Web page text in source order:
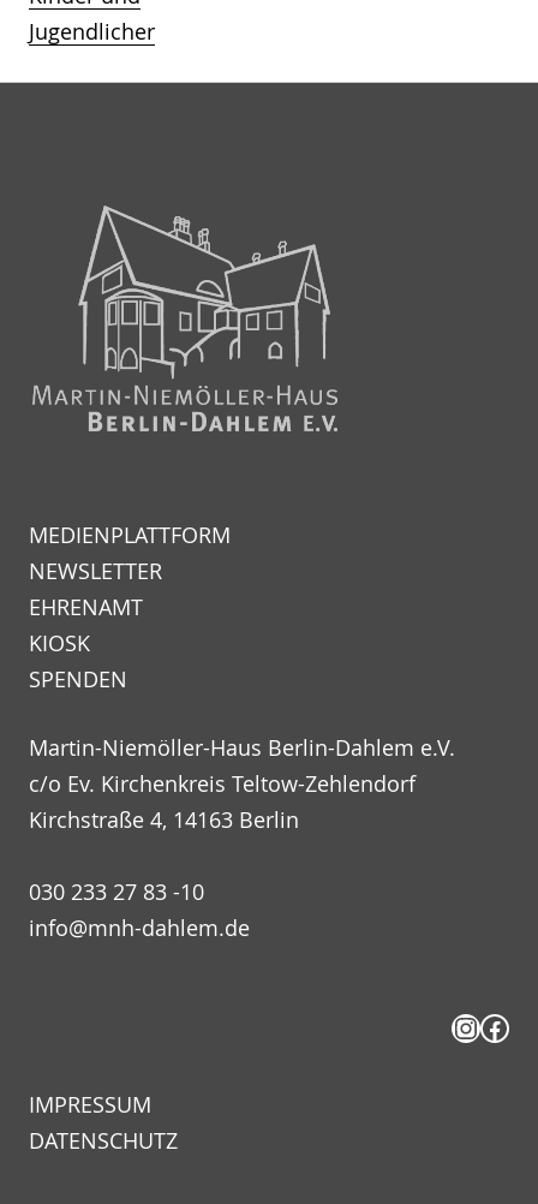
Jugendlicher
MEDIENPLATTFORM
NEWSLETTER
EHRENAMT
KIOSK
SPENDEN
Martin-Niemöller-Haus Berlin-Dahlem e.V.
c/o Ev. Kirchenkreis Teltow-Zehlendorf
Kirchstraße 4, 14163 Berlin
030 233 27 83 -10
info@mnh-dahlem.de
IMPRESSUM
DATENSCHUTZ